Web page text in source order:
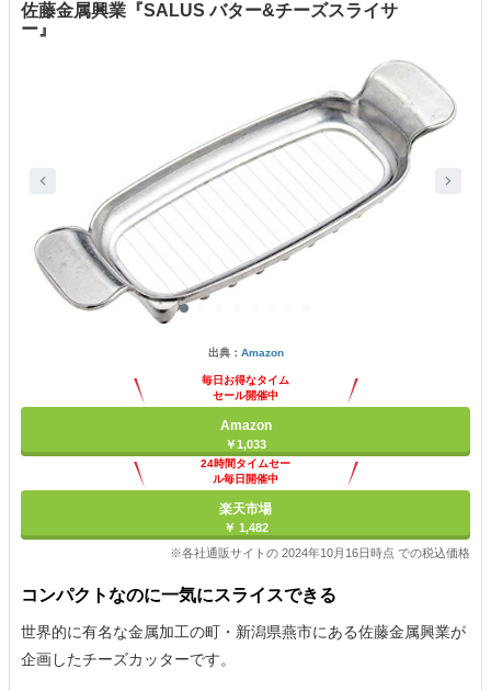
佐藤金属興業『SALUS バター&チーズスライサ
ー』
出典： Amazon
毎日お得なタイム
セール開催中
Amazon
￥1,033
24時間タイムセー
ル毎日開催中
楽天市場
￥ 1,482
※各社通販サイトの 2024年10月16日時点 での税込価格
コンパクトなのに一気にスライスできる
世界的に有名な金属加工の町・新潟県燕市にある佐藤金属興業が
企画したチーズカッターです。